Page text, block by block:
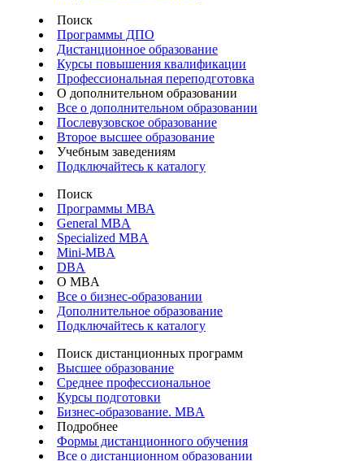
Поиск
Программы ДПО
Дистанционное образование
Курсы повышения квалификации
Профессиональная переподготовка
О дополнительном образовании
Все о дополнительном образовании
Послевузовское образование
Второе высшее образование
Учебным заведениям
Подключайтесь к каталогу
Поиск
Программы МВА
General MBA
Specialized MBA
Mini-MBA
DBA
О MBA
Все о бизнес-образовании
Дополнительное образование
Подключайтесь к каталогу
Поиск дистанционных программ
Высшее образование
Среднее профессиональное
Курсы подготовки
Бизнес-образование. MBA
Подробнее
Формы дистанционного обучения
Все о дистанционном образовании